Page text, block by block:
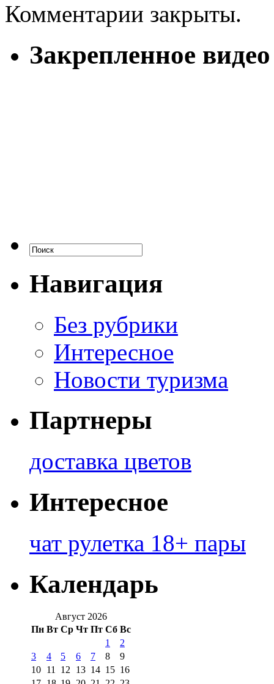
Комментарии закрыты.
Закрепленное видео
Навигация
Без рубрики
Интересное
Новости туризма
Партнеры
доставка цветов
Интересное
чат рулетка 18+ пары
Календарь
Август 2026
Пн Вт Ср Чт Пт Сб Вс
1
2
3
4 5 6 7 8
9
10 11 12 13 14 15 16